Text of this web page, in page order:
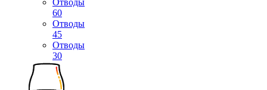
Отводы
60
Отводы
45
Отводы
30